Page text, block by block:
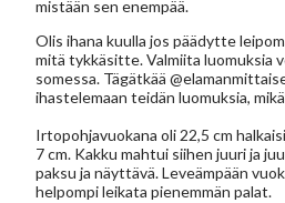
mistään sen enempää.
Olis ihana kuulla jos päädytte
mitä tykkäsitte. Valmiita luomuksia
somessa. Tägätkää
ihastelemaan teidän luomuksia,
Irtopohjavuokana oli 22,5 cm
7 cm. Kakku mahtui siihen juuri ja
paksu ja näyttävä. Leveämpään
helpompi leikata pienemmän palat.